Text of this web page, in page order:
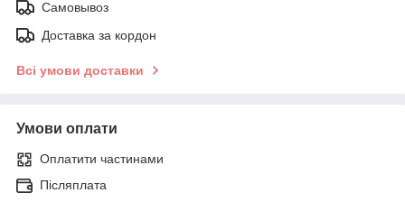
Самовывоз
Доставка за кордон
Всі умови доставки
Умови оплати
Оплатити частинами
Післяплата